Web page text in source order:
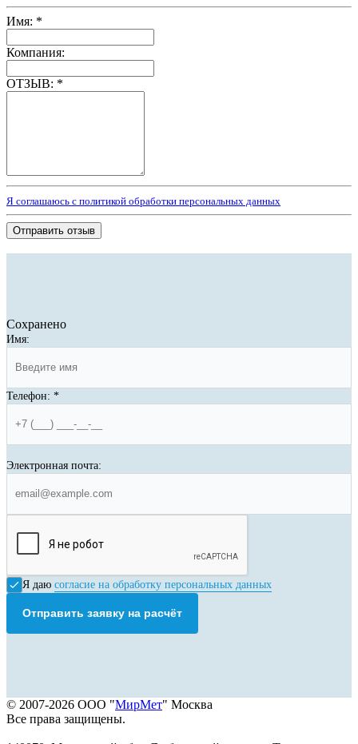
Имя: *
Компания:
ОТЗЫВ: *
Я соглашаюсь с политикой обработки персональных данных
Отправить отзыв
Сохранено
Имя:
Телефон: *
Электронная почта:
Я даю согласие на обработку персональных данных
Отправить заявку на расчёт
© 2007-2026 ООО "МирМет" Москва
Все права защищены.